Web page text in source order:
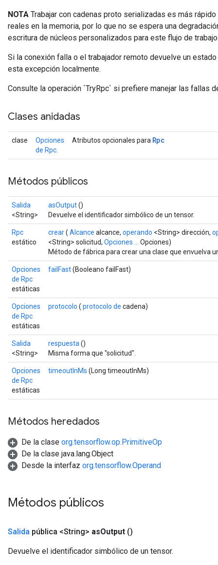
NOTA Trabajar con cadenas proto serializadas es más
reales en la memoria, por lo que no se espera una
escritura de núcleos personalizados para este flujo de
Si la conexión falla o el trabajador remoto devuelve un
esta excepción localmente.
Consulte la operación `TryRpc` si prefiere manejar las fallas
Clases anidadas
clase
Opciones
de Rpc.
Atributos opcionales para Rpc
Métodos públicos
Salida
<String>
asOutput()
Devuelve el identificador simbólico de un tensor.
Rpc
estático
crear( Alcance alcance, operando <String> dirección,
<String> solicitud, Opciones ...
Opciones)
Método de fábrica para crear una clase que envuelva
Opciones
de Rpc
estáticas
failFast(Booleano failFast)
Opciones
de Rpc
estáticas
protocolo ( protocolo de cadena)
Salida
<String>
respuesta ()
Misma forma que "solicitud".
Opciones
de Rpc
estáticas
timeoutInMs (Long timeoutInMs)
Métodos heredados
De la clase org.tensorflow.op.PrimitiveOp
De la clase java.lang.Object
Desde la interfaz org.tensorflow.Operand
Métodos públicos
Salida pública <String> asOutput ()
Devuelve el identificador simbólico de un tensor.